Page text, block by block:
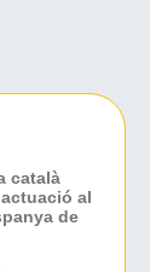
català
al
de